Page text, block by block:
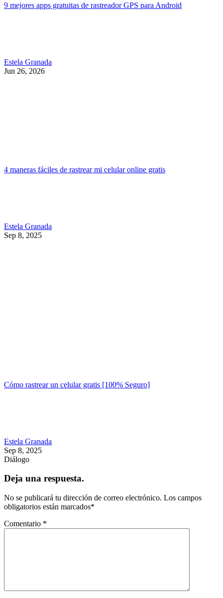
9 mejores apps gratuitas de rastreador GPS para Android
Estela Granada
Jun 26, 2026
4 maneras fáciles de rastrear mi celular online gratis
Estela Granada
Sep 8, 2025
Cómo rastrear un celular gratis [100% Seguro]
Estela Granada
Sep 8, 2025
Diálogo
Deja una respuesta.
No se publicará tu dirección de correo electrónico. Los campos
obligatorios están marcados*
Comentario *